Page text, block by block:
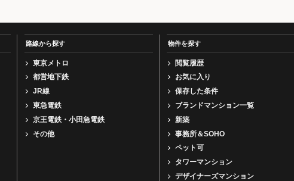
路線から探す
東京メトロ
都営地下鉄
JR線
東急電鉄
京王電鉄・小田急電鉄
その他
物件を探す
閲覧履歴
お気に入り
保存した条件
ブランドマンション一覧
新築
事務所＆SOHO
ペット可
タワーマンション
デザイナーズマンション